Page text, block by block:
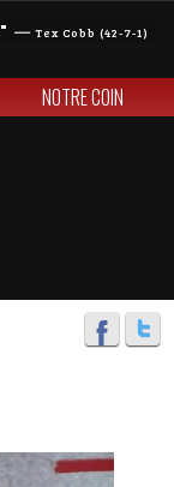
— Tex Cobb (42-7-1)
NOTRE COIN